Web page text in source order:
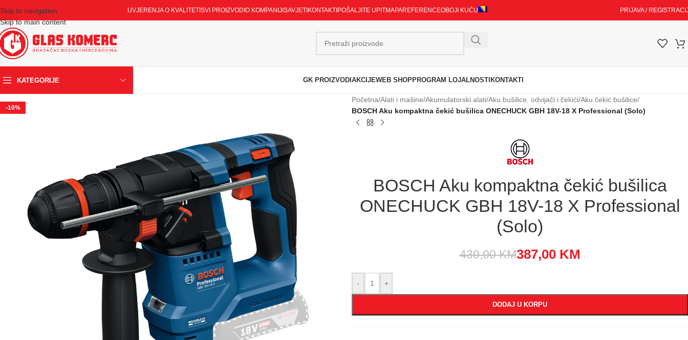
Skip to navigation
Skip to main content
UVJERENJA O KVALITETI SVI PROIZVODI O KOMPANIJI SAVJETI KONTAKTI POŠALJITE UPITMAPAREFERENCEOBOJI KUĆU PRIJAVA /
KATEGORIJE GK PROIZVODI AKCIJEWEB SHOPPROGRAM LOJALNOSTI KONTAKTI
-10%
Početna/Alati i mašine/Akumulatorski alati/Aku bušilice, odvijači i čekići/Aku čekić bušilice/
BOSCH Aku kompaktna čekić bušilica ONECHUCK GBH 18V-18 X Professional (Solo)
BOSCH Aku kompaktna čekić bušilica
ONECHUCK GBH 18V-18 X Professional
(Solo)
430,00KM387,00 KM
- +
DODAJ U KORPU